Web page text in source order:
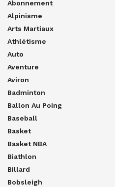
Abonnement
Alpinisme
Arts Martiaux
Athlétisme
Auto
Aventure
Aviron
Badminton
Ballon Au Poing
Baseball
Basket
Basket NBA
Biathlon
Billard
Bobsleigh